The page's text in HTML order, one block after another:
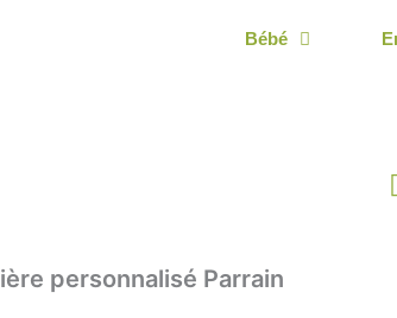
Bébé
personnalisé Parrain